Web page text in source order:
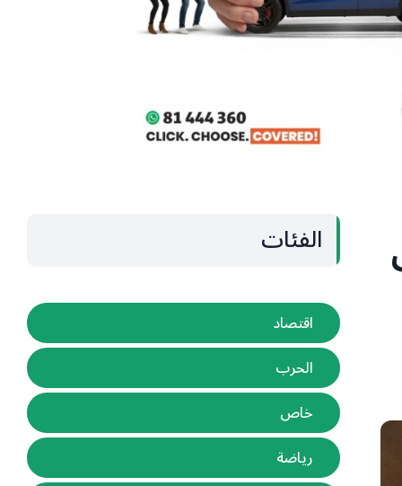
الفئات
اقتصاد
الحرب
خاص
رياضة